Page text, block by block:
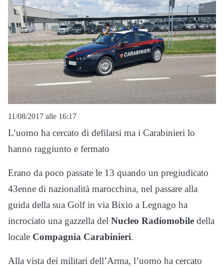
11/08/2017 alle 16:17
L’uomo ha cercato di defilarsi ma i Carabinieri lo
hanno raggiunto e fermato
Erano da poco passate le 13 quando un pregiudicato
43enne di nazionalità marocchina, nel passare alla
guida della sua Golf in via Bixio a Legnago ha
incrociato una gazzella del Nucleo Radiomobile della
locale Compagnia Carabinieri.
Alla vista dei militari dell’Arma, l’uomo ha cercato